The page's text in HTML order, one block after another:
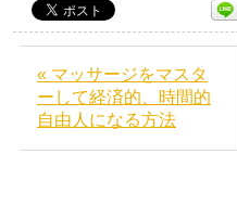
« マッサージをマスタ
ーして経済的、時間的
自由人になる方法